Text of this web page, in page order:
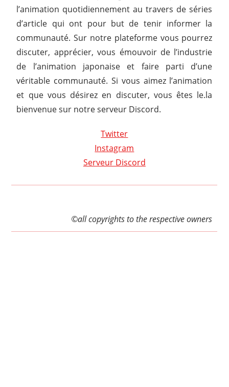
l’animation quotidiennement au travers de séries
d’article qui ont pour but de tenir informer la
communauté. Sur notre plateforme vous pourrez
discuter, apprécier, vous émouvoir de l’industrie
de l’animation japonaise et faire parti d’une
véritable communauté. Si vous aimez l’animation
et que vous désirez en discuter, vous êtes le.la
bienvenue sur notre serveur Discord.
Twitter
Instagram
Serveur Discord
©all copyrights to the respective owners